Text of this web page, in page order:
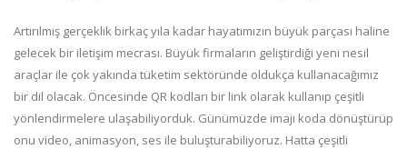
Artırılmış gerçeklik birkaç yıla kadar hayatımızın büyük parçası haline
gelecek bir iletişim mecrası. Büyük firmaların geliştirdiği yeni nesil
araçlar ile çok yakında tüketim sektöründe oldukça kullanacağımız
bir dil olacak. Öncesinde QR kodları bir link olarak kullanıp çeşitli
yönlendirmelere ulaşabiliyorduk. Günümüzde imajı koda dönüştürüp
onu video, animasyon, ses ile buluşturabiliyoruz. Hatta çeşitli